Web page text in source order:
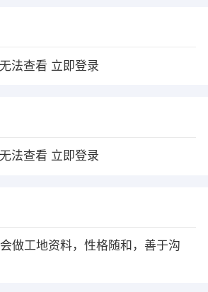
法查看 立即登录
法查看 立即登录
做工地资料，性格随和，善于沟